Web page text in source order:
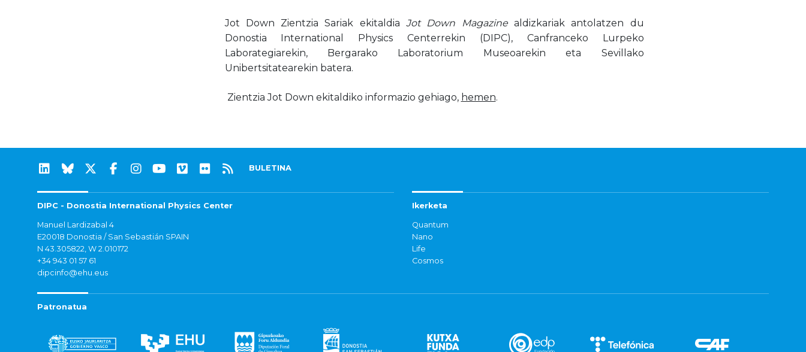
Jot Down Zientzia Sariak ekitaldiaJot Down Magazinealdizkariak antolatzen du
Donostia International Physics Centerrekin (DIPC), Canfranceko Lurpeko
Laborategiarekin, Bergarako Laboratorium Museoarekin eta Sevillako
Unibertsitatearekin batera.
Zientzia Jot Down ekitaldiko informazio gehiago, hemen.
BULETINA
DIPC - Donostia International Physics Center
Manuel Lardizabal 4
E20018 Donostia / San Sebastián SPAIN
N 43.305822, W 2.010172
+34 943 01 57 61
dipcinfo@ehu.eus
Ikerketa
Quantum
Nano
Life
Cosmos
Patronatua